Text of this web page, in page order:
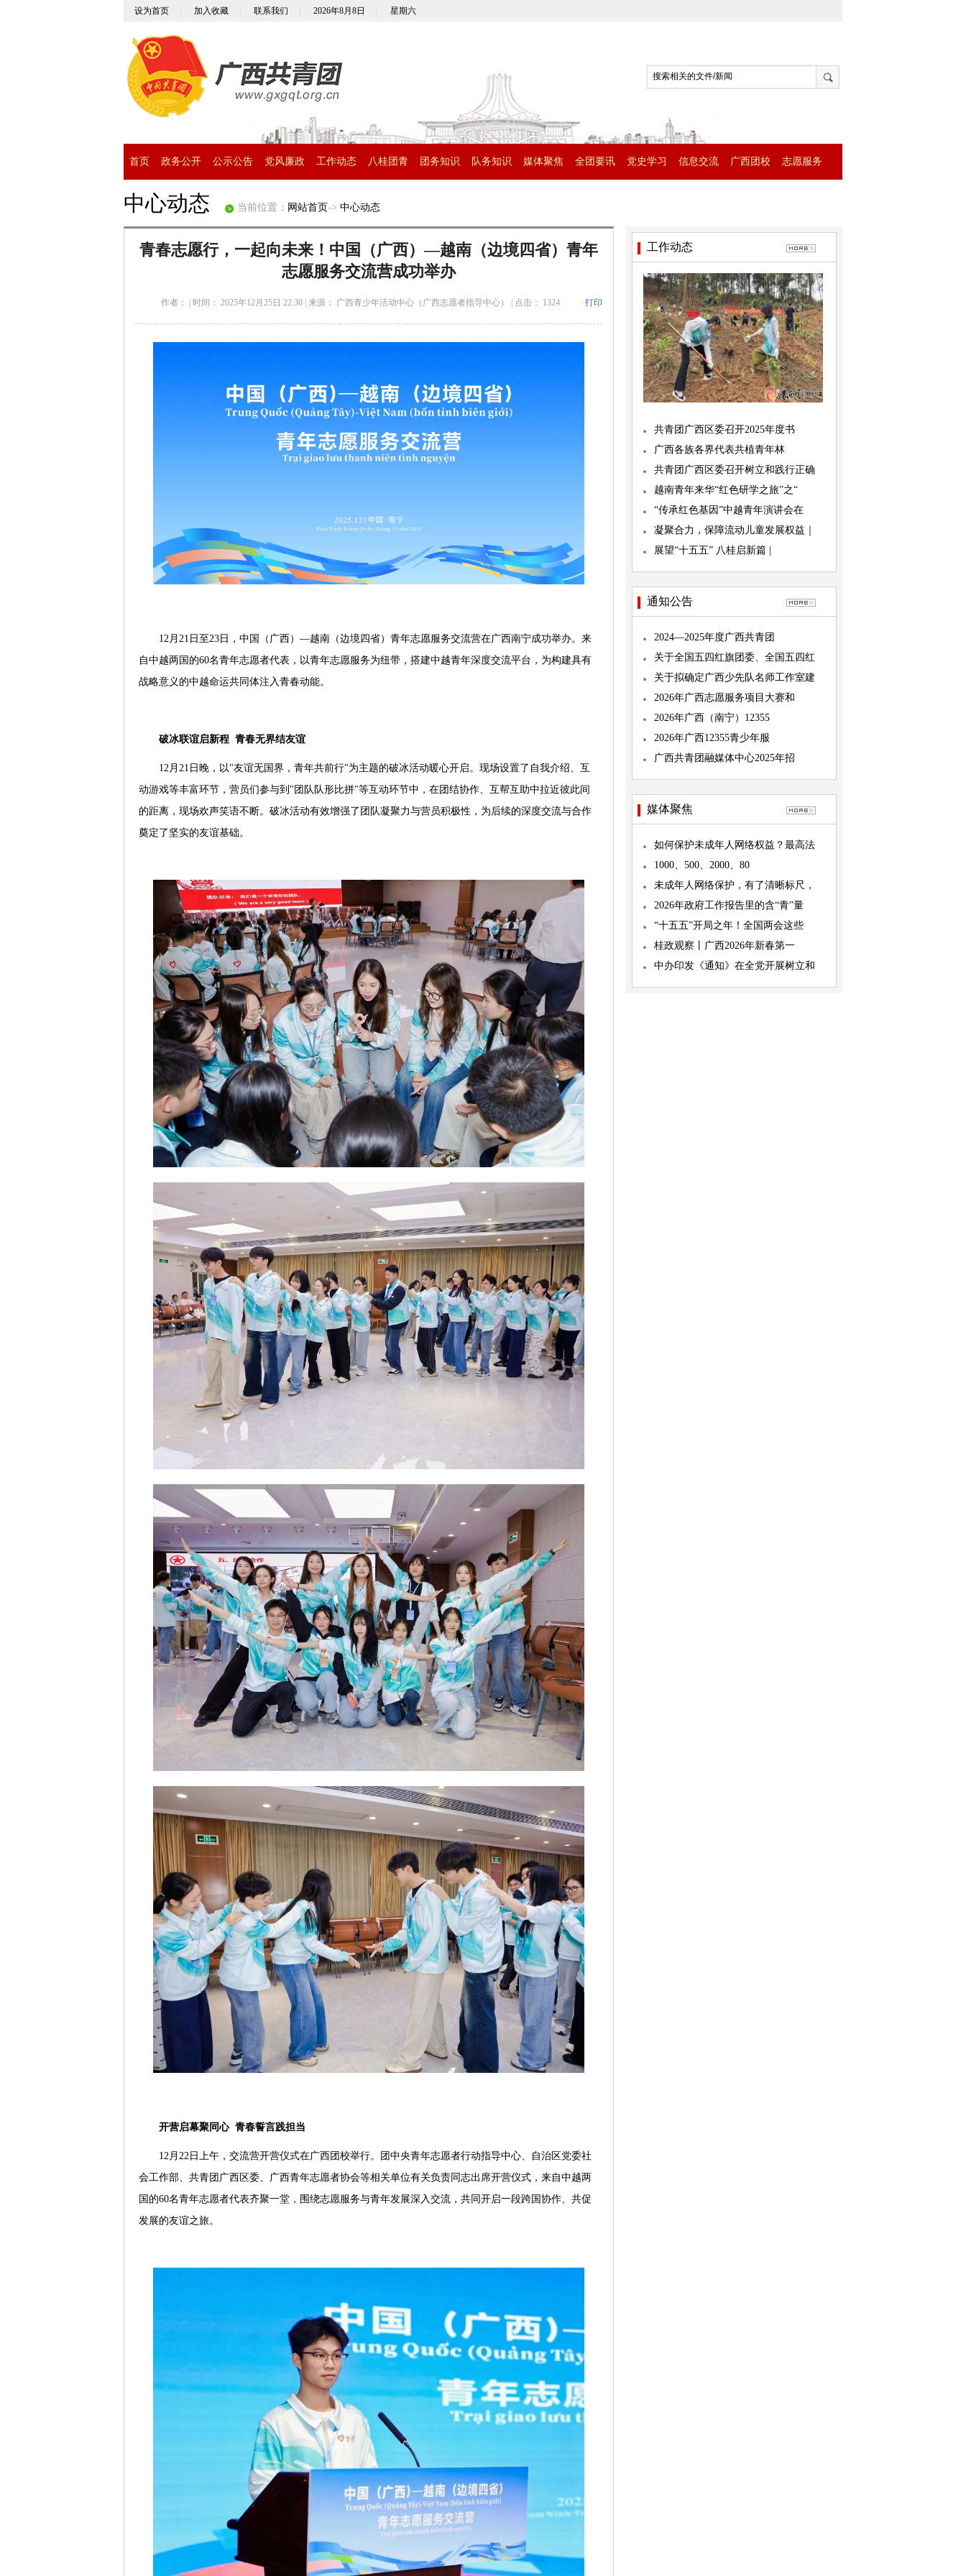
设为首页 加入收藏 联系我们 2026年8月8日 星期六
首页 政务公开 公示公告 党风廉政 工作动态 八桂团青 团务知识 队务知识 媒体聚焦 全团要讯 党史学习 信息交流 广西团校 志愿服务
中心动态 当前位置： 网站首页-> 中心动态
青春志愿行，一起向未来！中国（广西）—越南（边境四省）青年
志愿服务交流营成功举办
作者： 时间： 2025年12月25日 22:30 来源： 广西青少年活动中心（广西志愿者指导中心） 点击： 1324 打印
12月21日至23日，中国（广西）—越南（边境四省）青年志愿服务交流营在广西南宁成功举办。来
自中越两国的60名青年志愿者代表，以青年志愿服务为纽带，搭建中越青年深度交流平台，为构建具有
战略意义的中越命运共同体注入青春动能。
破冰联谊启新程 青春无界结友谊
12月21日晚，以"友谊无国界，青年共前行"为主题的破冰活动暖心开启。现场设置了自我介绍、互
动游戏等丰富环节，营员们参与到"团队队形比拼"等互动环节中，在团结协作、互帮互助中拉近彼此间
的距离，现场欢声笑语不断。破冰活动有效增强了团队凝聚力与营员积极性，为后续的深度交流与合作
奠定了坚实的友谊基础。
开营启幕聚同心 青春誓言践担当
12月22日上午，交流营开营仪式在广西团校举行。团中央青年志愿者行动指导中心、自治区党委社
会工作部、共青团广西区委、广西青年志愿者协会等相关单位有关负责同志出席开营仪式，来自中越两
国的60名青年志愿者代表齐聚一堂，围绕志愿服务与青年发展深入交流，共同开启一段跨国协作、共促
发展的友谊之旅。
工作动态
共青团广西区委召开2025年度书
广西各族各界代表共植青年林
共青团广西区委召开树立和践行正确
越南青年来华“红色研学之旅”之“
“传承红色基因”中越青年演讲会在
凝聚合力，保障流动儿童发展权益｜
展望“十五五” 八桂启新篇 |
通知公告
2024—2025年度广西共青团
关于全国五四红旗团委、全国五四红
关于拟确定广西少先队名师工作室建
2026年广西志愿服务项目大赛和
2026年广西（南宁）12355
2026年广西12355青少年服
广西共青团融媒体中心2025年招
媒体聚焦
如何保护未成年人网络权益？最高法
1000、500、2000、80
未成年人网络保护，有了清晰标尺，
2026年政府工作报告里的含“青”量
“十五五”开局之年！全国两会这些
桂政观察丨广西2026年新春第一
中办印发《通知》在全党开展树立和